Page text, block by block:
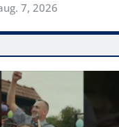
7, 2026